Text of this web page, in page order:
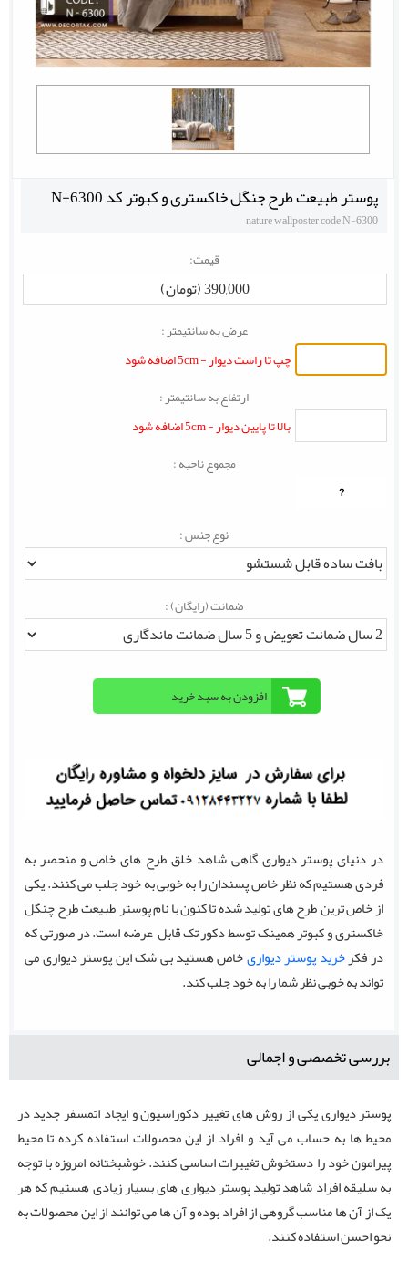
پوستر طبیعت طرح جنگل خاکستری و کبوتر کد N-6300
nature wallposter code N-6300
قیمت:
390,000 (تومان)
عرض به سانتیمتر :
چپ تا راست دیوار - 5cm اضافه شود
ارتفاع به سانتیمتر :
بالا تا پایین دیوار - 5cm اضافه شود
مجموع ناحیه :
?
نوع جنس :
ضمانت (رایگان) :
در دنیای پوستر دیواری گاهی شاهد خلق طرح های خاص و منحصر به
فردی هستیم که نظر خاص پسندان را به خوبی به خود جلب می کنند. یکی
از خاص ترین طرح های تولید شده تا کنون با نام پوستر طبیعت طرح چنگل
خاکستری و کبوتر همینک توسط دکور تک قابل عرضه است. در صورتی که
در فکرخرید پوستر دیواریخاص هستید بی شک این پوستر دیواری می
تواند به خوبی نظر شما را به خود جلب کند.
بررسی تخصصی و اجمالی
پوستر دیواری یکی از روش های تغییر دکوراسیون و ایجاد اتمسفر جدید در
محیط ها به حساب می ‌آید و افراد از این محصولات استفاده کرده تا محیط
پیرامون خود را دستخوش تغییرات اساسی کنند. خوشبختانه امروزه با توجه
به سلیقه افراد شاهد تولید پوستر دیواری های بسیار زیادی هستیم که هر
یک از آن ها مناسب گروهی از افراد بوده و آن ها می ‌توانند از این محصولات به
نحو احسن استفاده کنند.